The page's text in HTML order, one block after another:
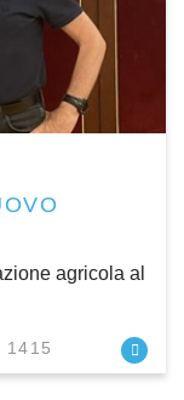
agricola al
1415